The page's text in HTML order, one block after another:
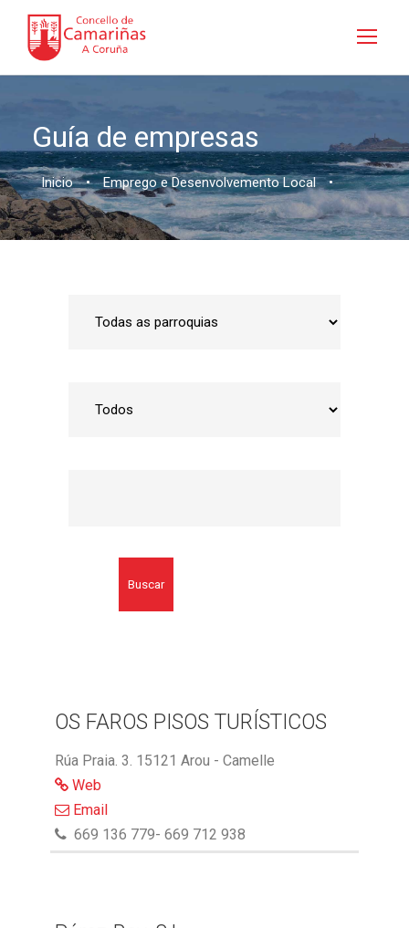
Guía de empresas
Inicio • Emprego e Desenvolvemento Local •
Buscar
OS FAROS PISOS TURÍSTICOS
Rúa Praia. 3. 15121 Arou - Camelle
Web
Email
669 136 779- 669 712 938